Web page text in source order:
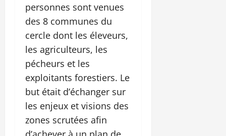
personnes sont venues
des 8 communes du
cercle dont les éleveurs,
les agriculteurs, les
pécheurs et les
exploitants forestiers. Le
but était d’échanger sur
les enjeux et visions des
zones scrutées afin